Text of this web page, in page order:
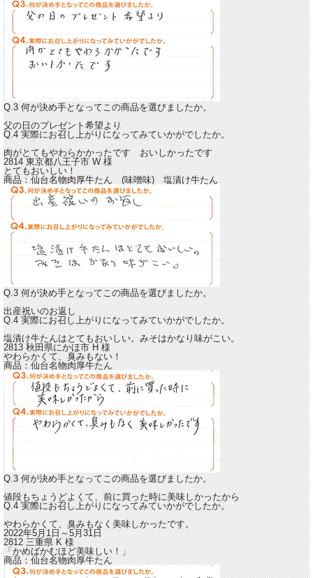
Q.3 何が決め手となってこの商品を選びましたか。
父の日のプレゼント希望より
Q.4 実際にお召し上がりになってみていかがでしたか。
肉がとてもやわらかかったですおいしかったです
2814 東京都八王子市W様
とてもおいしい！
商品：仙台名物肉厚牛たん (味噌味) 塩漬け牛たん
Q.3 何が決め手となってこの商品を選びましたか。
出産祝いのお返し
Q.4 実際にお召し上がりになってみていかがでしたか。
塩漬け牛たんはとてもおいしい。みそはかなり味がこい。
2813 秋田県にかほ市H様
やわらかくて、臭みもない！
商品：仙台名物肉厚牛たん
Q.3 何が決め手となってこの商品を選びましたか。
値段もちょうどよくて、前に買った時に美味しかったから
Q.4 実際にお召し上がりになってみていかがでしたか。
やわらかくて、臭みもなく美味しかったです。
2022年5月1日～5月31日
2812 三重県K様
「かめばかむほど美味しい！」
商品：仙台名物肉厚牛たん